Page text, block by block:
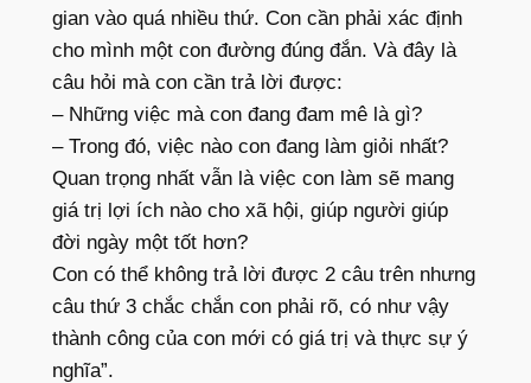
gian vào quá nhiều thứ. Con cần phải xác định
cho mình một con đường đúng đắn. Và đây là
câu hỏi mà con cần trả lời được:
– Những việc mà con đang đam mê là gì?
– Trong đó, việc nào con đang làm giỏi nhất?
Quan trọng nhất vẫn là việc con làm sẽ mang
giá trị lợi ích nào cho xã hội, giúp người giúp
đời ngày một tốt hơn?
Con có thể không trả lời được 2 câu trên nhưng
câu thứ 3 chắc chắn con phải rõ, có như vậy
thành công của con mới có giá trị và thực sự ý
nghĩa”.